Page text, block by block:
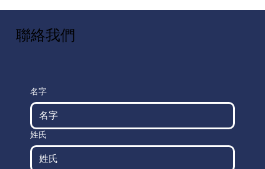
聯絡我們
名字
姓氏